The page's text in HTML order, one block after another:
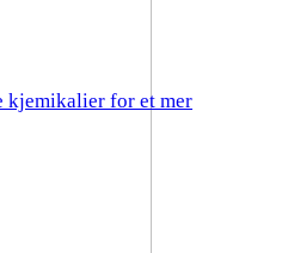
kjemikalier for et mer